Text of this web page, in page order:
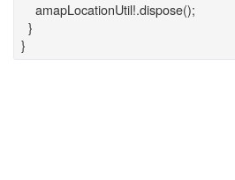
amapLocationUtil!.dispose();
}
}